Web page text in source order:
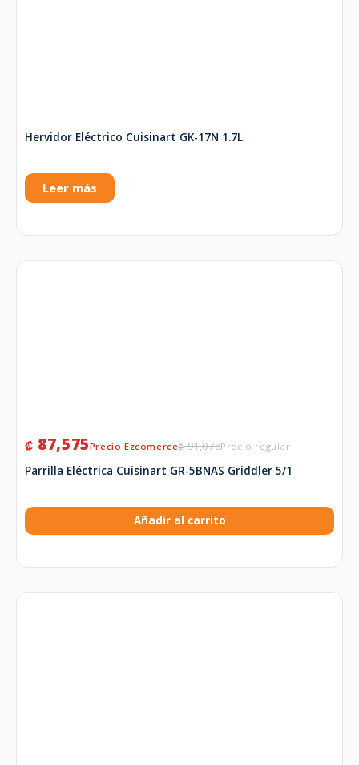
Hervidor Eléctrico Cuisinart GK-17N 1.7L
Leer más
₡91,078
₡ 87,575
Parrilla Eléctrica Cuisinart GR-5BNAS Griddler 5/1
Añadir al carrito